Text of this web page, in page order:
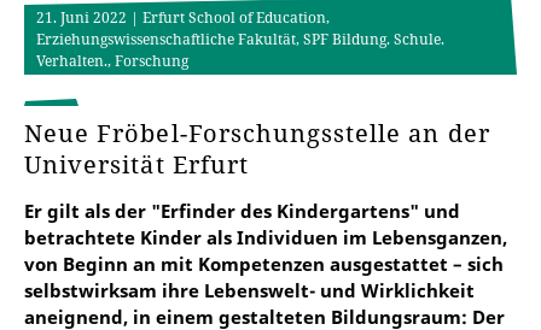
21. Juni 2022 | Erfurt School of Education,
Erziehungswissenschaftliche Fakultät, SPF Bildung. Schule.
Verhalten., Forschung
Neue Fröbel-Forschungsstelle an der
Universität Erfurt
Er gilt als der "Erfinder des Kindergartens" und
betrachtete Kinder als Individuen im Lebensganzen,
von Beginn an mit Kompetenzen ausgestattet – sich
selbstwirksam ihre Lebenswelt- und Wirklichkeit
aneignend, in einem gestalteten Bildungsraum: Der